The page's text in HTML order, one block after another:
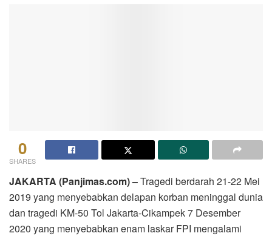
0
SHARES
JAKARTA (Panjimas.com) –Tragedi berdarah 21-22 Mei
2019 yang menyebabkan delapan korban meninggal dunia
dan tragedi KM-50 Tol Jakarta-Cikampek 7 Desember
2020 yang menyebabkan enam laskar FPI mengalami